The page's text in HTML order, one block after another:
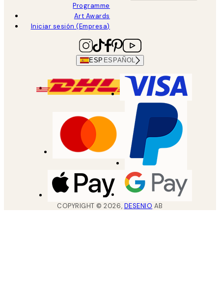
Programme
Art Awards
Iniciar sesión (Empresa)
ESP ESPAÑOL
COPYRIGHT ©2026, DESENIO AB